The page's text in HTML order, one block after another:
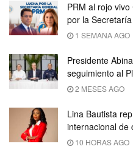
PRM al rojo
por la
1 SEMANA AGO
Presidente
seguimiento al
2 MESES AGO
Lina Bautista
internacional de
10 HORAS AGO